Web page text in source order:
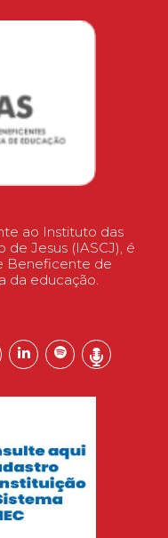
ao Instituto das
de Jesus (IASCJ), é
Beneficente de
da educação.